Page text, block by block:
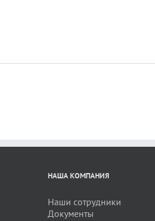
НАША КОМПАНИЯ
Наши сотрудники
Документы